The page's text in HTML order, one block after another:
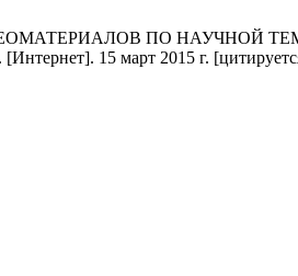
ПО НАУЧНОЙ
15 март 2015 г.